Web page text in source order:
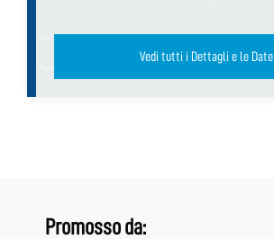
Vedi tutti i Dettagli e le Date
Promosso da: